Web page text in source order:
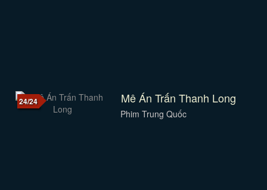
24/24 Mê Án Trấn Thanh Long
Phim Trung Quốc